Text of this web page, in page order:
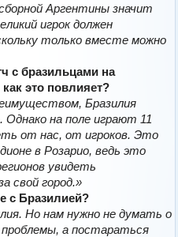
Аргентины значит
игрок должен
только вместе можно
с бразильцами на
это повлияет?
Бразилия
на поле играют 11
от нас, от игроков. Это
в Розарио, ведь это
увидеть
свой город.»
с Бразилией?
Но нам нужно не думать о
а постараться